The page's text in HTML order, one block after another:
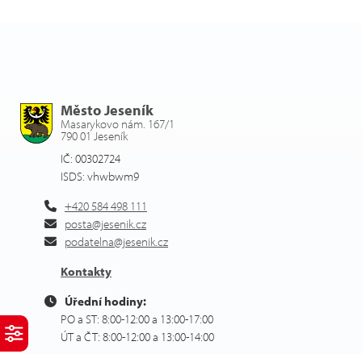
Město Jeseník
Masarykovo nám. 167/1
790 01 Jeseník
IČ: 00302724
ISDS: vhwbwm9
+420 584 498 111
posta@jesenik.cz
podatelna@jesenik.cz
Kontakty
Úřední hodiny:
PO a ST: 8:00-12:00 a 13:00-17:00
ÚT a ČT: 8:00-12:00 a 13:00-14:00